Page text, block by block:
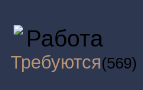
Работа
Требуются(569)